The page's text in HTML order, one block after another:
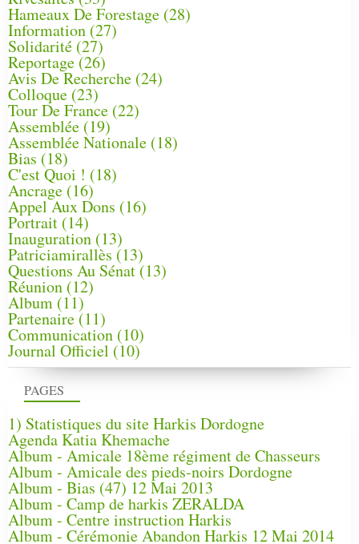
PAGES
1) Statistiques du site Harkis Dordogne
Agenda Katia Khemache
Album - Amicale 18ème régiment de Chasseurs
Album - Amicale des pieds-noirs Dordogne
Album - Bias (47) 12 Mai 2013
Album - Camp de harkis ZERALDA
Album - Centre instruction Harkis
Album - Cérémonie Abandon Harkis 12 Mai 2014
Hameaux De Forestage (28)
Information (27)
Solidarité (27)
Reportage (26)
Avis De Recherche (24)
Colloque (23)
Tour De France (22)
Assemblée (19)
Assemblée Nationale (18)
Bias (18)
C'est Quoi ! (18)
Ancrage (16)
Appel Aux Dons (16)
Portrait (14)
Inauguration (13)
Patriciamirallès (13)
Questions Au Sénat(13)
Réunion (12)
Album (11)
Partenaire(11)
Communication (10)
Journal Officiel (10)